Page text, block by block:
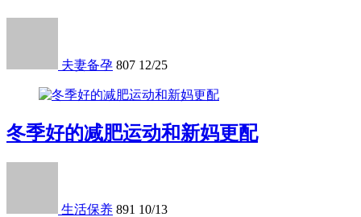
夫妻备孕 807 12/25
冬季好的减肥运动和新妈更配
生活保养 891 10/13